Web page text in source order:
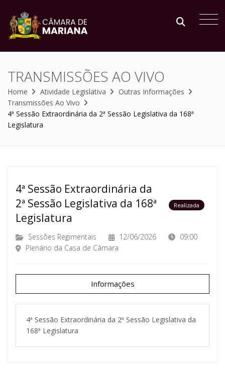
TRANSMISSÕES AO VIVO
Home Atividade Legislativa
Outras Informações
Transmissões Ao Vivo
4ª Sessão Extraordinária da 2ª Sessão Legislativa da 168ª
Legislatura
4ª Sessão Extraordinária da
2ª Sessão Legislativa da 168ª
Legislatura
Realizada
Sessões Regimentais 12/06/2026
09:00
Plenário da Casa de Câmara
Informações
4ª Sessão Extraordinária da 2ª Sessão Legislativa da
168ª Legislatura